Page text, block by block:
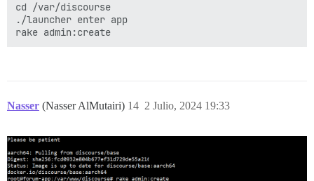
cd /var/discourse
./launcher enter app
Nasser (Nasser AlMutairi) 2 Julio, 2024 19:33
14